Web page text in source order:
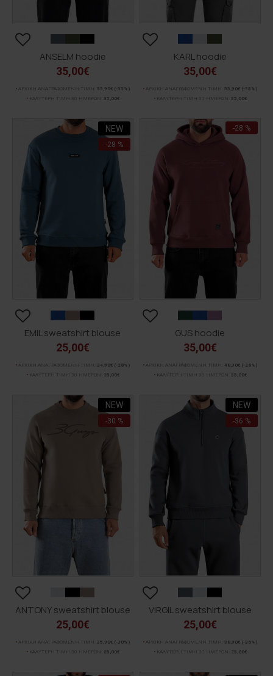
ANSELM hoodie
35,00€
ΑΡΧΙΚΗ ΑΝΑΓΡΑΦΟΜΕΝΗ ΤΙΜΗ: 53,90€ (-35%)
ΚΑΛΥΤΕΡΗ ΤΙΜΗ 30 ΗΜΕΡΩΝ:
35,00€
KARL hoodie
35,00€
ΑΡΧΙΚΗ ΑΝΑΓΡΑΦΟΜΕΝΗ ΤΙΜΗ: 53,90€ (-35%)
ΚΑΛΥΤΕΡΗ ΤΙΜΗ 30 ΗΜΕΡΩΝ:
35,00€
NEW
-28 %
EMIL sweatshirt blouse
25,00€
ΑΡΧΙΚΗ ΑΝΑΓΡΑΦΟΜΕΝΗ ΤΙΜΗ: 34,90€ (-28%)
ΚΑΛΥΤΕΡΗ ΤΙΜΗ 30 ΗΜΕΡΩΝ:
25,00€
-28 %
GUS hoodie
35,00€
ΑΡΧΙΚΗ ΑΝΑΓΡΑΦΟΜΕΝΗ ΤΙΜΗ: 48,90€ (-28%)
ΚΑΛΥΤΕΡΗ ΤΙΜΗ 30 ΗΜΕΡΩΝ:
35,00€
NEW
-30 %
ANTONY sweatshirt blouse
25,00€
ΑΡΧΙΚΗ ΑΝΑΓΡΑΦΟΜΕΝΗ ΤΙΜΗ: 35,90€ (-30%)
ΚΑΛΥΤΕΡΗ ΤΙΜΗ 30 ΗΜΕΡΩΝ:
25,00€
NEW
-36 %
VIRGIL sweatshirt blouse
25,00€
ΑΡΧΙΚΗ ΑΝΑΓΡΑΦΟΜΕΝΗ ΤΙΜΗ: 38,90€ (-36%)
ΚΑΛΥΤΕΡΗ ΤΙΜΗ 30 ΗΜΕΡΩΝ:
25,00€